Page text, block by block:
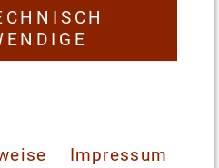
Impressum
Person/Nacht
Person/ 6Nächte